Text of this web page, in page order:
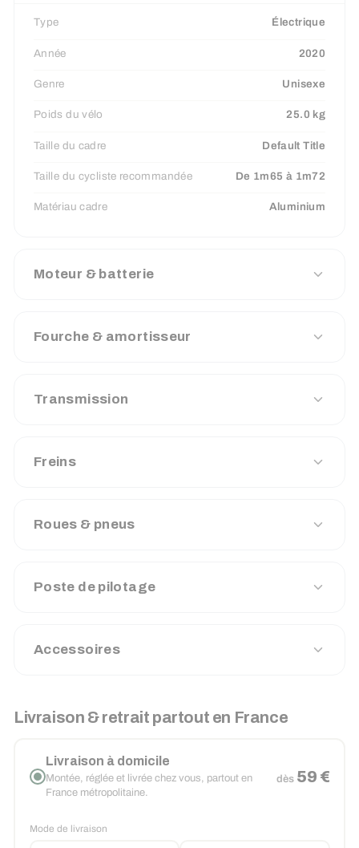
Type Électrique
Année 2020
Genre Unisexe
Poids du vélo 25.0 kg
Taille du cadre Default Title
Taille du cycliste recommandée De 1m65 à 1m72
Matériau cadre Aluminium
Moteur & batterie
Fourche & amortisseur
Transmission
Freins
Roues & pneus
Poste de pilotage
Accessoires
Livraison & retrait partout en France
Livraison à domicile
Montée, réglée et livrée chez vous, partout en
France métropolitaine.
dès 59 €
Mode de livraison